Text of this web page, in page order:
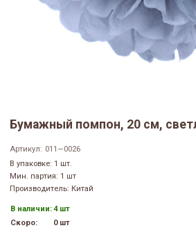
Бумажный помпон, 20 см,
Артикул: 011—0026
В упаковке: 1 шт.
Мин. партия: 1 шт
Производитель: Китай
В наличии:4 шт
Скоро:
0 шт